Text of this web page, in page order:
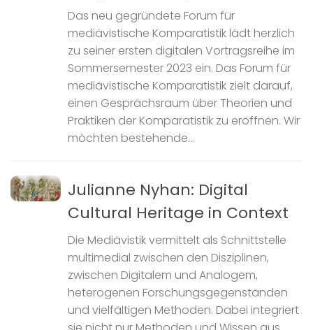
Das neu gegründete Forum für
mediävistische Komparatistik lädt herzlich
zu seiner ersten digitalen Vortragsreihe im
Sommersemester 2023 ein. Das Forum für
mediävistische Komparatistik zielt darauf,
einen Gesprächsraum über Theorien und
Praktiken der Komparatistik zu eröffnen. Wir
möchten bestehende...
Julianne Nyhan: Digital
Cultural Heritage in Context
Die Mediävistik vermittelt als Schnittstelle
multimedial zwischen den Disziplinen,
zwischen Digitalem und Analogem,
heterogenen Forschungsgegenständen
und vielfältigen Methoden. Dabei integriert